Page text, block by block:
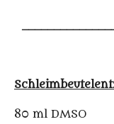
80 ml DMSO